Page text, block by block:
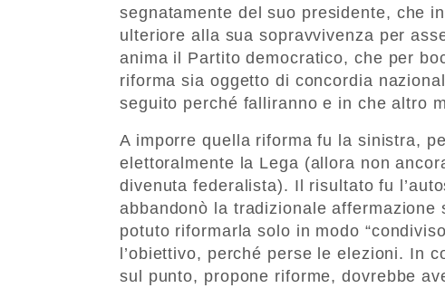
segnatamente del suo presidente, che
ulteriore alla sua sopravvivenza per
anima il Partito democratico, che per
riforma sia oggetto di concordia
seguito perché falliranno e in che altro
A imporre quella riforma fu la sinistra,
elettoralmente la Lega (allora non
divenuta federalista). Il risultato fu
abbandonò la tradizionale
potuto riformarla solo in modo
l’obiettivo, perché perse le elezioni. In
sul punto, propone riforme, dovrebbe